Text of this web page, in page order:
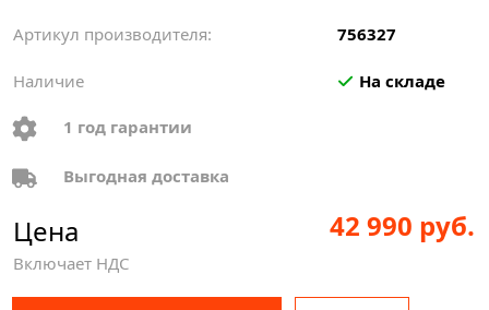
Артикул производителя: 756327
Наличие На складе
1 год гарантии
Выгодная доставка
Цена
Включает НДС
42 990 руб.